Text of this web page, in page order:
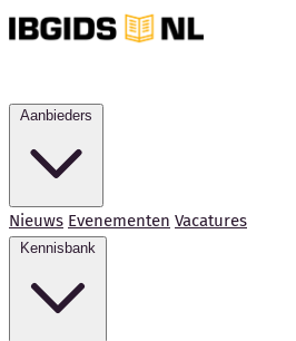
Nieuws Evenementen Vacatures